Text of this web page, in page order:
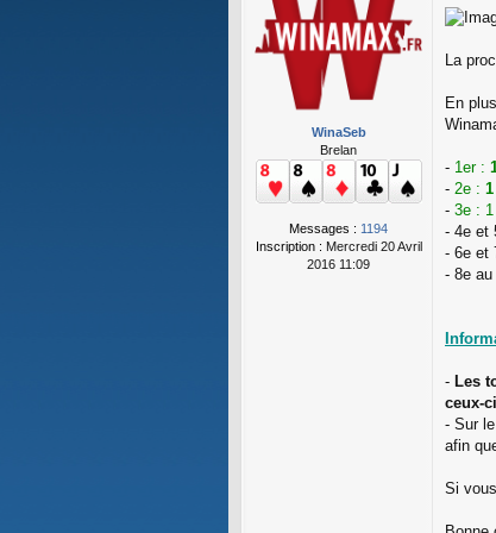
WinaSeb
Brelan
Messages : 1194
Inscription : Mercredi 20 Avril
2016 11:09
e
e
La
En
- 1er :
- 2e :
- 3e :
- 4e et
- 6e et
- 8e
- Les
ceux-
- Sur le
afin
Si